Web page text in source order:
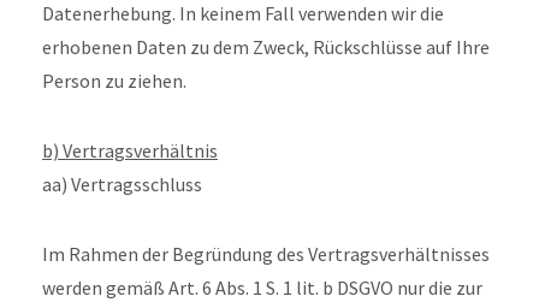
Datenerhebung. In keinem Fall verwenden wir die
erhobenen Daten zu dem Zweck, Rückschlüsse auf Ihre
Person zu ziehen.
b) Vertragsverhältnis
aa) Vertragsschluss
Im Rahmen der Begründung des Vertragsverhältnisses
werden gemäß Art. 6 Abs. 1 S. 1 lit. b DSGVO nur die zur